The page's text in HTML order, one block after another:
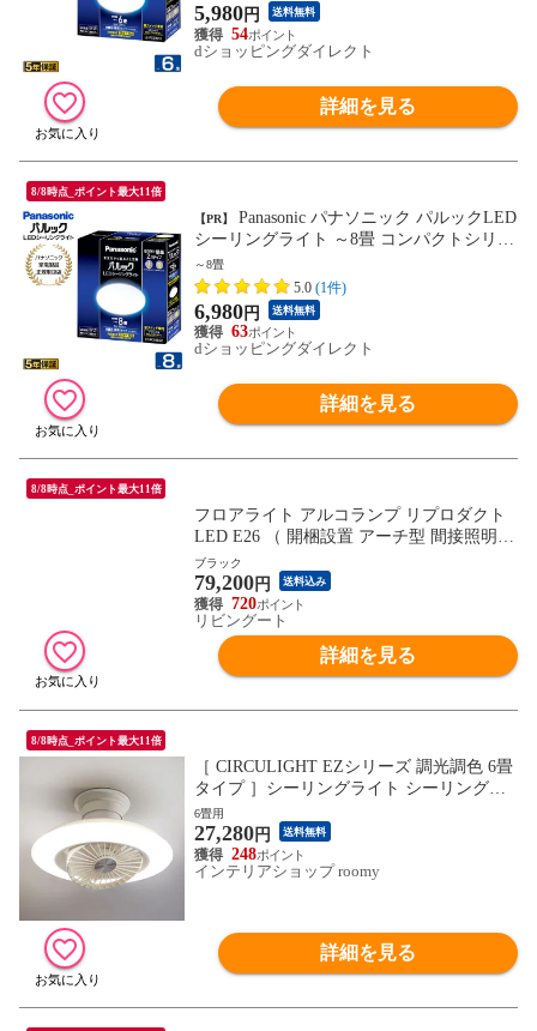
5,980円 送料無料
54
dショッピングダイレクト
詳細を見る
8/8時点_ポイント最大11倍
【PR】
シーリングライト ～8畳 コンパクトシリー
ズ LE-PCS08D2
～8畳
5.0 (1件)
6,980円 送料無料
63
dショッピングダイレクト
詳細を見る
8/8時点_ポイント最大11倍
フロアライト アルコランプ リプロダクト
LED E26 （ 開梱設置 アーチ型 間接照明
ランプ 照明 デザイナーズ 北欧 LED対応
ステンレス 大理石 デザイン ライト スタイ
リッシュ モダン リビング 大きい 大型 イ
ンテリア ） 【ブラック】
ブラック
79,200円 送料込み
720
リビングート
詳細を見る
8/8時点_ポイント最大11倍
［ CIRCULIGHT EZシリーズ 調光調色 6畳
タイプ ］シーリングライト シーリングフ
ァン【正規取扱店】サーキュライト シーリ
ングファンライト 6畳 サーキュレーター
おしゃれ 照明 リモコン LED DCモーター
天井照明 薄型 電球色 省エネ 逆回転
6畳用
27,280円 送料無料
248
インテリアショップ roomy
詳細を見る